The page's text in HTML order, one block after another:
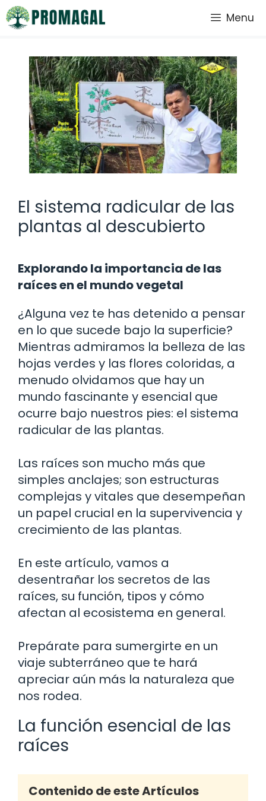
Saltar
al
Menu
El sistema radicular de las
plantas al descubierto
Explorando la importancia de las
raíces en el mundo vegetal
¿Alguna vez te has detenido a pensar
en lo que sucede bajo la superficie?
Mientras admiramos la belleza de las
hojas verdes y las flores coloridas, a
menudo olvidamos que hay un
mundo fascinante y esencial que
ocurre bajo nuestros pies: el sistema
radicular de las plantas.
Las raíces son mucho más que
simples anclajes; son estructuras
complejas y vitales que desempeñan
un papel crucial en la supervivencia y
crecimiento de las plantas.
En este artículo, vamos a
desentrañar los secretos de las
raíces, su función, tipos y cómo
afectan al ecosistema en general.
Prepárate para sumergirte en un
viaje subterráneo que te hará
apreciar aún más la naturaleza que
nos rodea.
La función esencial de las
raíces
Contenido de este Artículos